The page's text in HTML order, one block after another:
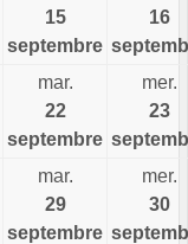
15
septembre
16
mar.
22
septembre
mer.
23
mar.
29
septembre
mer.
30